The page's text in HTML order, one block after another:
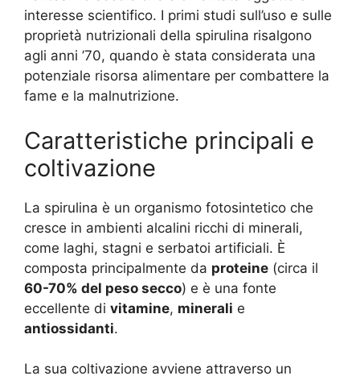
interesse scientifico. I primi studi sull’uso e sulle
proprietà nutrizionali della spirulina risalgono
agli anni ’70, quando è stata considerata una
potenziale risorsa alimentare per combattere la
fame e la malnutrizione.
Caratteristiche principali e
coltivazione
La spirulina è un organismo fotosintetico che
cresce in ambienti alcalini ricchi di minerali,
come laghi, stagni e serbatoi artificiali. È
composta principalmente da proteine (circa il
60-70% del peso secco) e è una fonte
eccellente di vitamine, minerali e
antiossidanti.
La sua coltivazione avviene attraverso un